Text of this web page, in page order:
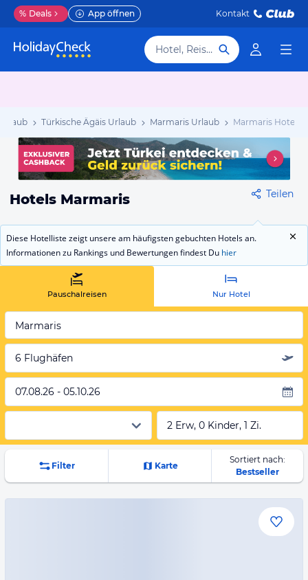
% Deals App öffnen Kontakt
Hotel, Reiseziel
Türkische Ägäis Urlaub Marmaris Urlaub Marmaris Hotels
Hotels Marmaris Teilen
Diese Hotelliste zeigt unsere am häufigsten gebuchten Hotels an.
Informationen zu Rankings und Bewertungen findest Du hier
Pauschalreisen Nur Hotel
Marmaris
6 Flughäfen
07.08.26 - 05.10.26
2 Erw, 0 Kinder, 1 Zi.
Filter Karte
Sortiert nach:
Bestseller